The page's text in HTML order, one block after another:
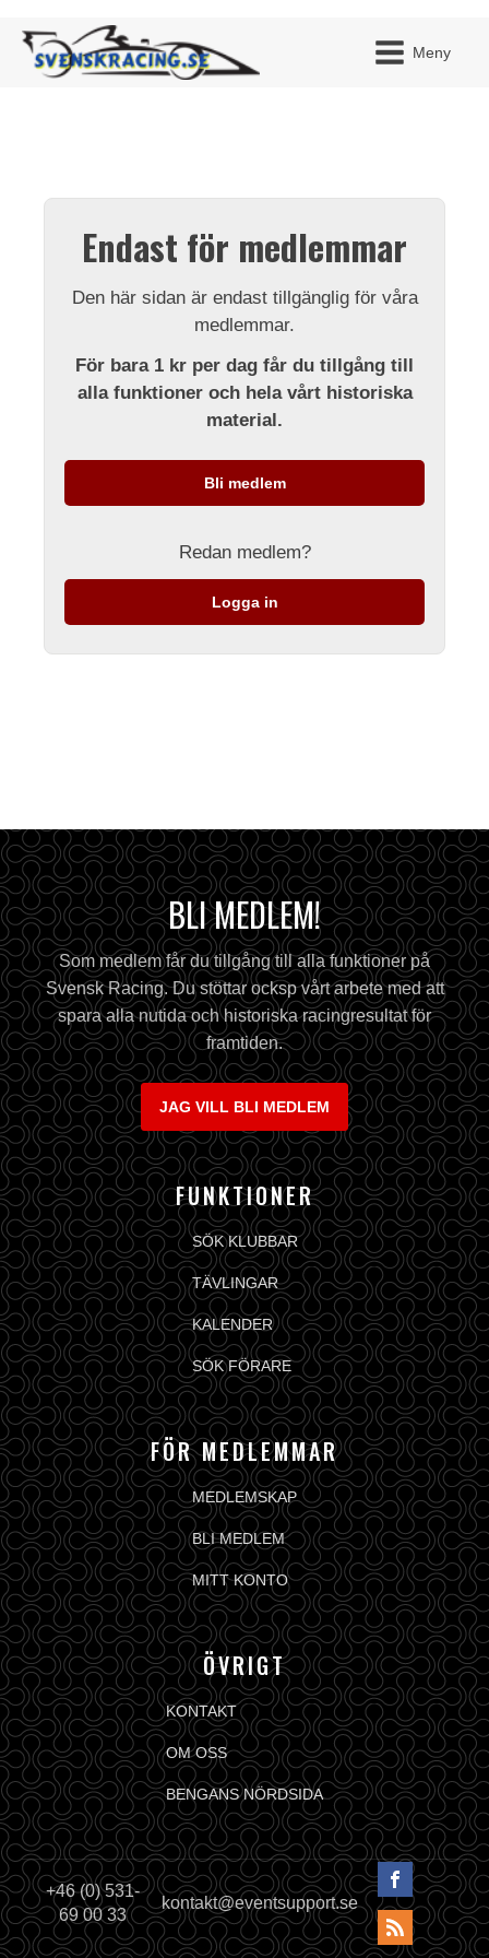
Meny
Endast för medlemmar
Den här sidan är endast tillgänglig för våra
medlemmar.
För bara 1 kr per dag får du tillgång till
alla funktioner och hela vårt historiska
material.
Bli medlem
Redan medlem?
Logga in
BLI MEDLEM!
Som medlem får du tillgång till alla funktioner på
Svensk Racing. Du stöttar ocksp vårt arbete med att
spara alla nutida och historiska racingresultat för
framtiden.
JAG VILL BLI MEDLEM
FUNKTIONER
SÖK KLUBBAR
TÄVLINGAR
KALENDER
SÖK FÖRARE
FÖR MEDLEMMAR
MEDLEMSKAP
BLI MEDLEM
MITT KONTO
ÖVRIGT
KONTAKT
OM OSS
BENGANS NÖRDSIDA
+46 (0) 531-
69 00 33
kontakt@eventsupport.se